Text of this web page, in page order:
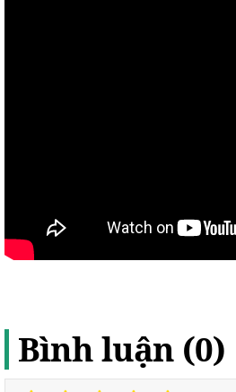
Bình luận (0)